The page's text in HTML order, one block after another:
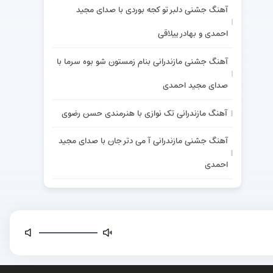
آهنگ جشنی دلبر تو کجه بوردی با صدای مجید
احمدی و بهادر ییلاقی
آهنگ جشنی مازندرانی بنام زمستون شو بوه سرما با
صدای مجید احمدی
آهنگ مازندرانی تک نوازی با هنرمندی حسن رضوی
آهنگ جشنی مازندرانی آ می دتر جان با صدای مجید
احمدی